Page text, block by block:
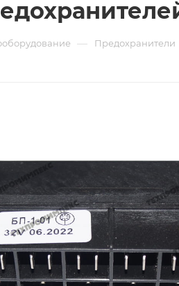
— Предохранители